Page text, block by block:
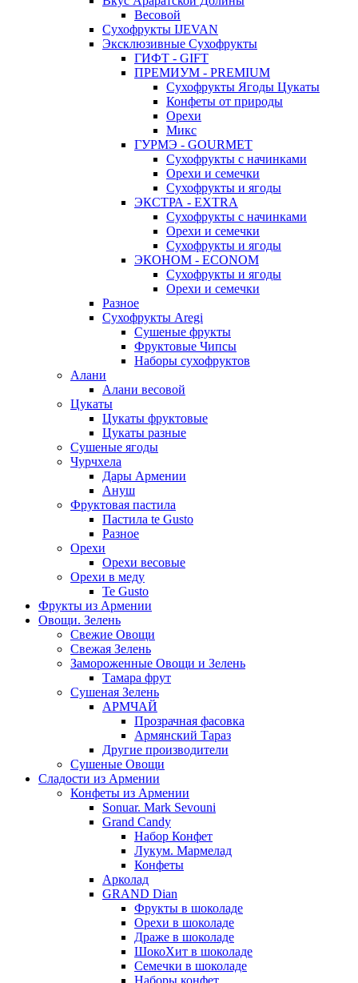
Весовой
Сухофрукты IJEVAN
Эксклюзивные Сухофрукты
ГИФТ - GIFT
ПРЕМИУМ - PREMIUM
Сухофрукты Ягоды Цукаты
Конфеты от природы
Орехи
Микс
ГУРМЭ - GOURMET
Сухофрукты с начинками
Орехи и семечки
Сухофрукты и ягоды
ЭКСТРА - EXTRA
Сухофрукты с начинками
Орехи и семечки
Сухофрукты и ягоды
ЭКОНОМ - ECONOM
Сухофрукты и ягоды
Орехи и семечки
Разное
Сухофрукты Aregi
Сушеные фрукты
Фруктовые Чипсы
Наборы сухофруктов
Алани
Алани весовой
Цукаты
Цукаты фруктовые
Цукаты разные
Сушеные ягоды
Чурчхела
Дары Армении
Ануш
Фруктовая пастила
Пастила te Gusto
Разное
Орехи
Орехи весовые
Орехи в меду
Te Gusto
Фрукты из Армении
Овощи. Зелень
Свежие Овощи
Свежая Зелень
Замороженные Овощи и Зелень
Тамара фрут
Сушеная Зелень
АРМЧАЙ
Прозрачная фасовка
Армянский Тараз
Другие производители
Сушеные Овощи
Сладости из Армении
Конфеты из Армении
Sonuar. Mark Sevouni
Grand Candy
Набор Конфет
Лукум. Мармелад
Конфеты
Арколад
GRAND Dian
Фрукты в шоколаде
Орехи в шоколаде
Драже в шоколаде
ШокоХит в шоколаде
Семечки в шоколаде
Наборы конфет